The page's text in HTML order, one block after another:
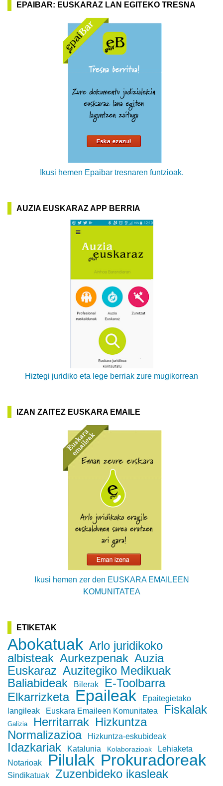
EPAIBAR: EUSKARAZ LAN EGITEKO TRESNA
Ikusi hemen Epaibar tresnaren funtzioak.
AUZIA EUSKARAZ APP BERRIA
Hiztegi juridiko eta lege berriak zure mugikorrean
IZAN ZAITEZ EUSKARA EMAILE
Ikusi hemen zer den EUSKARA EMAILEEN
KOMUNITATEA
ETIKETAK
Abokatuak Arlo juridikoko
albisteak Aurkezpenak Auzia
Euskaraz Auzitegiko Medikuak
Baliabideak
Bilerak
E-Toolbarra
Elkarrizketa Epaileak
Epaitegietako
langileak
Euskara Emaileen Komunitatea Fiskalak
Galizia Herritarrak Hizkuntza
Normalizazioa
Hizkuntza-eskubideak
Idazkariak Katalunia Kolaborazioak
Lehiaketa
Notarioak
Pilulak Prokuradoreak
Sindikatuak Zuzenbideko ikasleak